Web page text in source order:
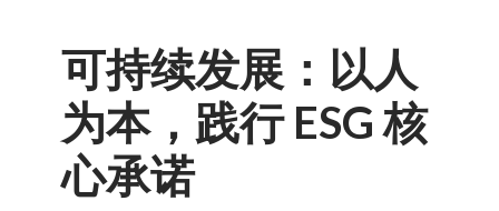
可持续发展：以人
为本，践行 ESG 核
心承诺